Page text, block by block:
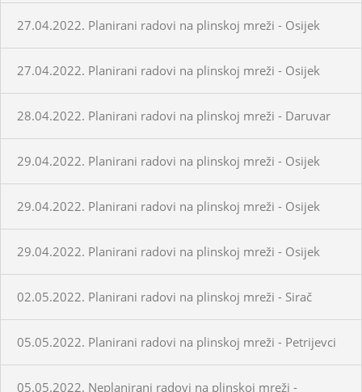
27.04.2022. Planirani radovi na plinskoj mreži - Osijek
27.04.2022. Planirani radovi na plinskoj mreži - Osijek
28.04.2022. Planirani radovi na plinskoj mreži - Daruvar
29.04.2022. Planirani radovi na plinskoj mreži - Osijek
29.04.2022. Planirani radovi na plinskoj mreži - Osijek
29.04.2022. Planirani radovi na plinskoj mreži - Osijek
02.05.2022. Planirani radovi na plinskoj mreži - Sirač
05.05.2022. Planirani radovi na plinskoj mreži - Petrijevci
05.05.2022. Neplanirani radovi na plinskoj mreži -